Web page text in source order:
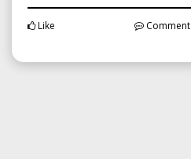
Like Comment